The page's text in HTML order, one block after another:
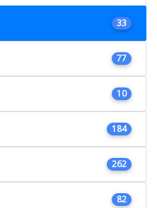
33
77
10
184
262
82